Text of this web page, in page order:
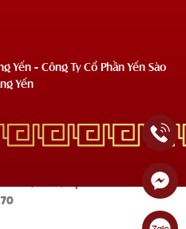
Yến - Công Ty Cổ Phần Yến Sào
Yến
hiện tạikhông dùng nữatừ phiên